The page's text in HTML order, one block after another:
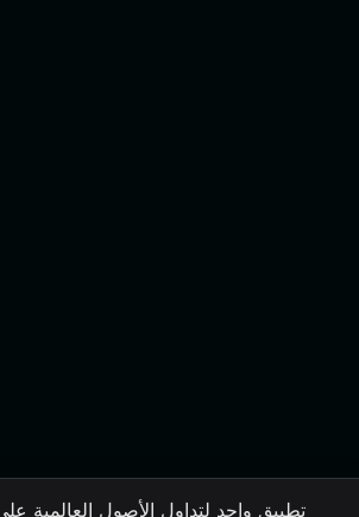
تطبيق واحد لتداول الأصول العالمية